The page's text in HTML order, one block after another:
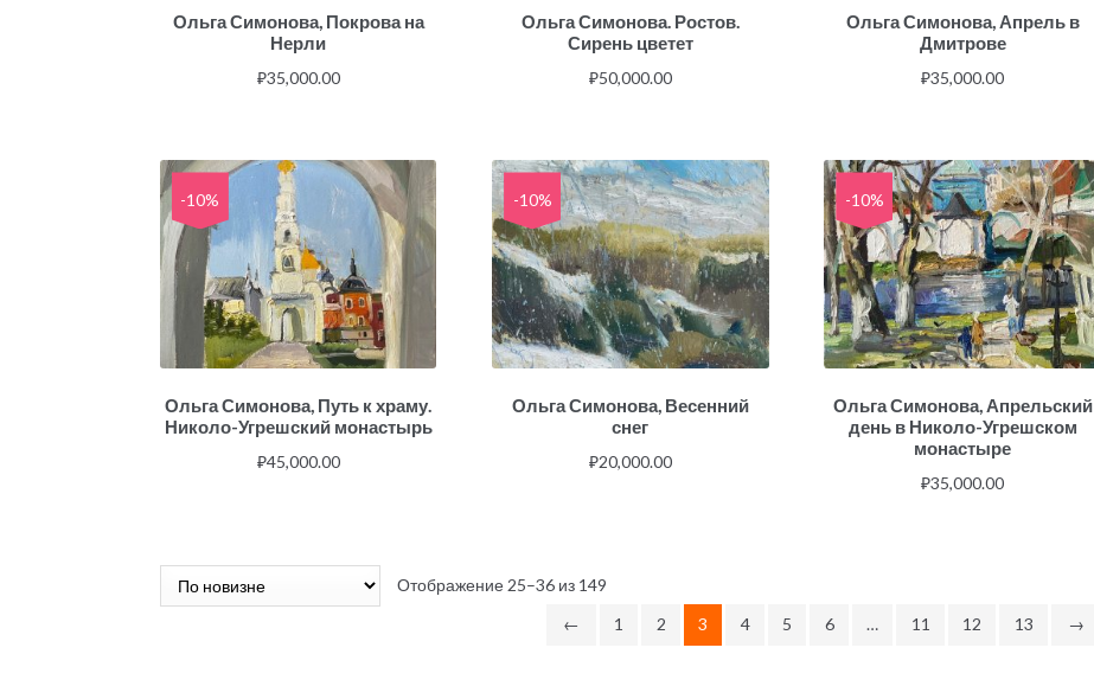
Ольга Симонова, Покрова на
Нерли
₽35,000.00
Ольга Симонова. Ростов.
Сирень цветет
₽50,000.00
Ольга Симонова, Апрель в
Дмитрове
₽35,000.00
-10%
Ольга Симонова, Путь к храму.
Николо-Угрешский монастырь
₽45,000.00
-10%
Ольга Симонова, Весенний
снег
₽20,000.00
-10%
Ольга Симонова, Апрельский
день в Николо-Угрешском
монастыре
₽35,000.00
Отображение 25–36 из 149
←
1 2 3 4 5 6 … 11 12 13 →